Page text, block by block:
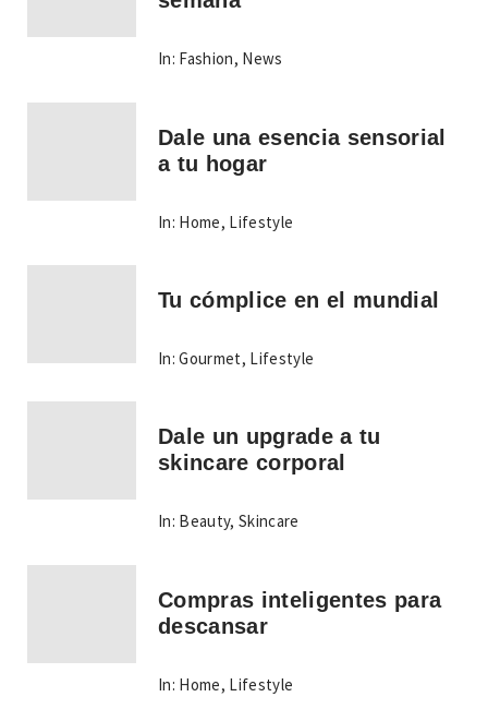
In: Fashion, News
Dale una esencia sensorial
a tu hogar
In: Home, Lifestyle
Tu cómplice en el mundial
In: Gourmet, Lifestyle
Dale un upgrade a tu
skincare corporal
In: Beauty,Skincare
Compras inteligentes para
descansar
In: Home, Lifestyle